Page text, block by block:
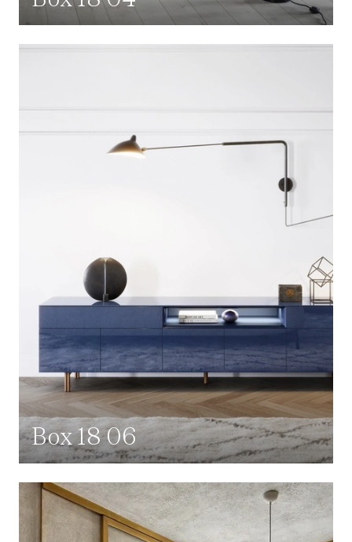
Box 18 06